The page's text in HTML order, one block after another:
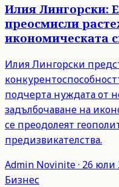
Илия Лингорски:
преосмисли
икономическата
Илия Лингорски
подчерта нуждата от
задълбочаване на
се преодолеят
предизвикателства.
Admin Novinite· 26 юли
Бизнес